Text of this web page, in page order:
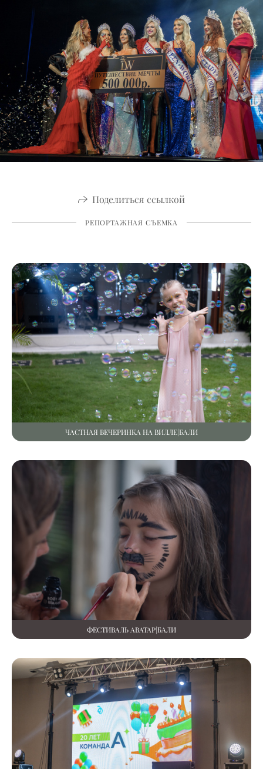
Поделиться ссылкой
РЕПОРТАЖНАЯ СЪЕМКА
ЧАСТНАЯ ВЕЧЕРИНКА НА ВИЛЛЕ|БАЛИ
ФЕСТИВАЛЬ АВАТАР|БАЛИ